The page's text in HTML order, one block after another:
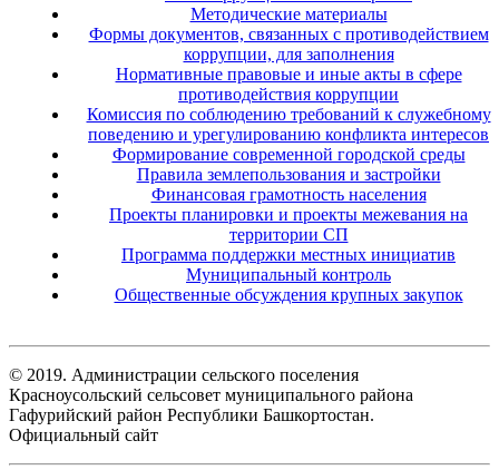
Методические материалы
Формы документов, связанных с противодействием
коррупции, для заполнения
Нормативные правовые и иные акты в сфере
противодействия коррупции
Комиссия по соблюдению требований к служебному
поведению и урегулированию конфликта интересов
Формирование современной городской среды
Правила землепользования и застройки
Финансовая грамотность населения
Проекты планировки и проекты межевания на
территории СП
Программа поддержки местных инициатив
Муниципальный контроль
Общественные обсуждения крупных закупок
© 2019. Администрации сельского поселения
Красноусольский сельсовет муниципального района
Гафурийский район Республики Башкортостан.
Официальный сайт